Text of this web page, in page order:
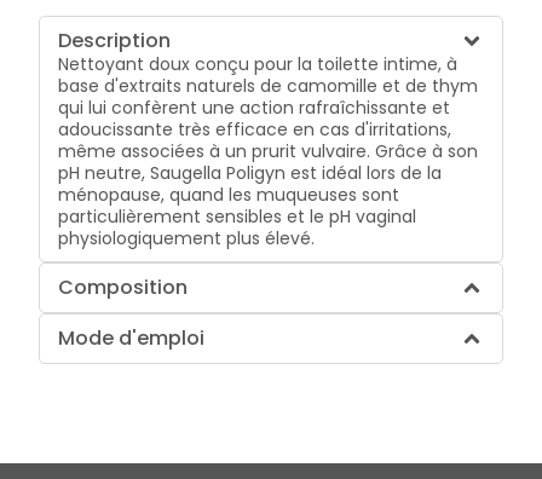
Description
Nettoyant doux conçu pour la toilette intime, à
base d'extraits naturels de camomille et de thym
qui lui confèrent une action rafraîchissante et
adoucissante très efficace en cas d'irritations,
même associées à un prurit vulvaire. Grâce à son
pH neutre, Saugella Poligyn est idéal lors de la
ménopause, quand les muqueuses sont
particulièrement sensibles et le pH vaginal
physiologiquement plus élevé.
Composition
Mode d'emploi